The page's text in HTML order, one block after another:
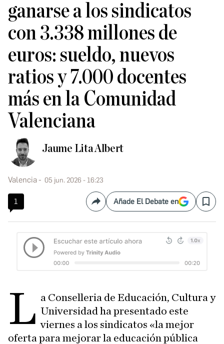
ganarse a los sindicatos
con 3.338 millones de
euros: sueldo, nuevos
ratios y 7.000 docentes
más en la Comunidad
Valenciana
Jaume Lita Albert
Valencia 05 jun. 2026 - 16:23
1 CompartirAñade El Debate en Save
L a Conselleria de Educación, Cultura y
Universidad ha presentado este
viernes a los sindicatos «la mejor
oferta para mejorar la educación pública